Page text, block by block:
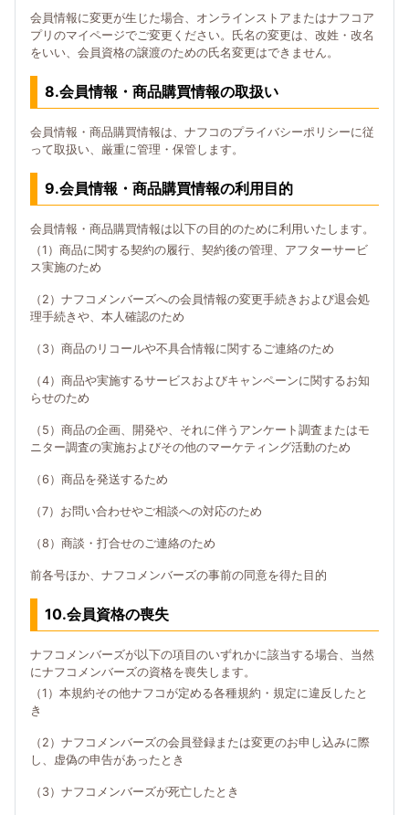
会員情報に変更が生じた場合、オンラインストアまたはナフコア
プリのマイページでご変更ください。氏名の変更は、改姓・改名
をいい、会員資格の譲渡のための氏名変更はできません。
8.会員情報・商品購買情報の取扱い
会員情報・商品購買情報は、ナフコのプライバシーポリシーに従
って取扱い、厳重に管理・保管します。
9.会員情報・商品購買情報の利用目的
会員情報・商品購買情報は以下の目的のために利用いたします。
（1）商品に関する契約の履行、契約後の管理、アフターサービ
ス実施のため
（2）ナフコメンバーズへの会員情報の変更手続きおよび退会処
理手続きや、本人確認のため
（3）商品のリコールや不具合情報に関するご連絡のため
（4）商品や実施するサービスおよびキャンペーンに関するお知
らせのため
（5）商品の企画、開発や、それに伴うアンケート調査またはモ
ニター調査の実施およびその他のマーケティング活動のため
（6）商品を発送するため
（7）お問い合わせやご相談への対応のため
（8）商談・打合せのご連絡のため
前各号ほか、ナフコメンバーズの事前の同意を得た目的
10.会員資格の喪失
ナフコメンバーズが以下の項目のいずれかに該当する場合、当然
にナフコメンバーズの資格を喪失します。
（1）本規約その他ナフコが定める各種規約・規定に違反したと
き
（2）ナフコメンバーズの会員登録または変更のお申し込みに際
し、虚偽の申告があったとき
（3）ナフコメンバーズが死亡したとき